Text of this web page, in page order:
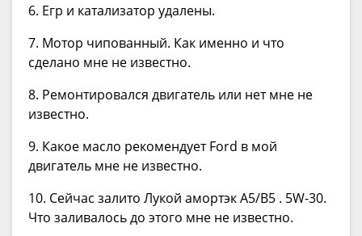
6. Егр и катализатор удалены.
7. Мотор чипованный. Как именно и что
сделано мне не известно.
8. Ремонтировался двигатель или нет мне не
известно.
9. Какое масло рекомендует Ford в мой
двигатель мне не известно.
10. Сейчас залито Лукой амортэк A5/B5 . 5W-30.
Что заливалось до этого мне не известно.